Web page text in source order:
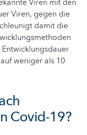
Viren mit den
Viren, gegen die
damit die
weniger als 10
Covid-19?